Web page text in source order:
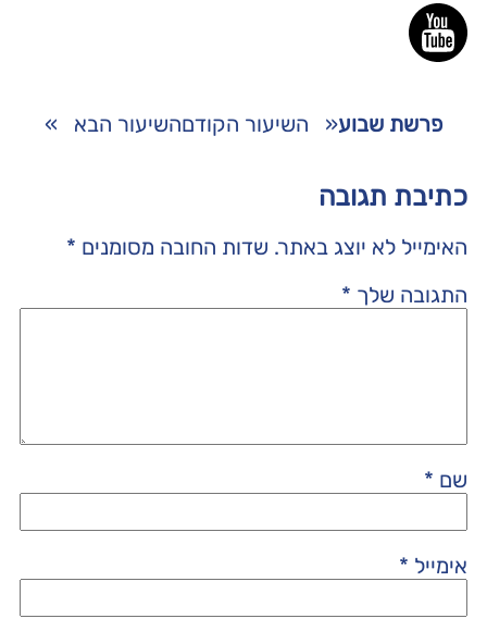
פרשת שבוע« השיעור הקודםהשיעור הבא »
כתיבת תגובה
האימייל לא יוצג באתר. שדות החובה מסומנים *
התגובה שלך *
שם *
אימייל *